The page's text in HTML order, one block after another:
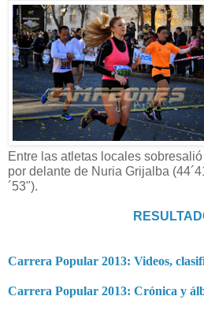
Entre las atletas locales
por delante de Nuria Grijalba
´53").
Carrera Popular 2013: Videos,
Carrera Popular 2013: Crónica y